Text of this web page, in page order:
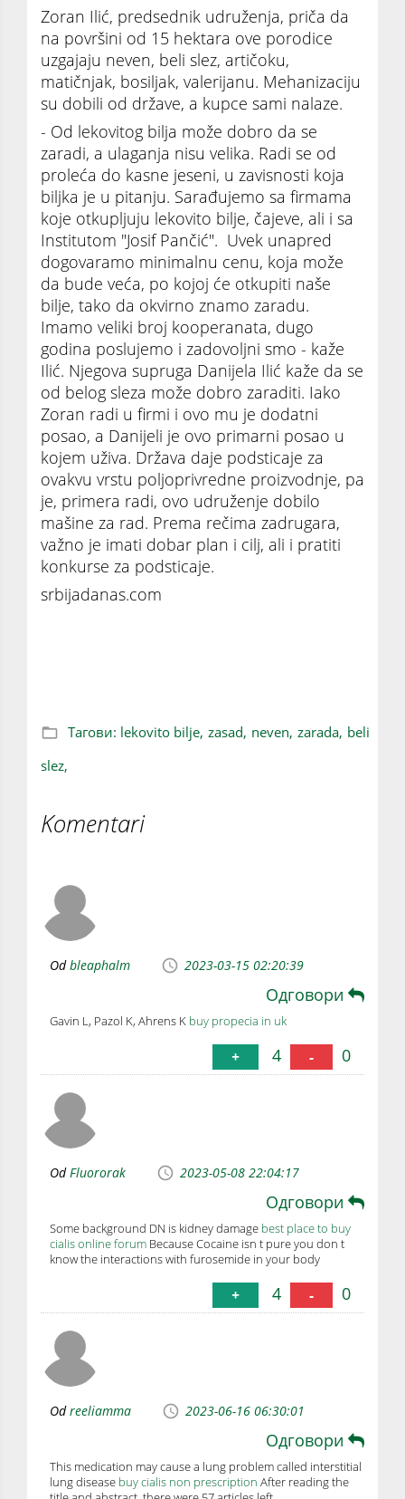
Zoran Ilić, predsednik udruženja, priča da
na površini od 15 hektara ove porodice
uzgajaju neven, beli slez, artičoku,
matičnjak, bosiljak, valerijanu. Mehanizaciju
su dobili od države, a kupce sami nalaze.
- Od lekovitog bilja može dobro da se
zaradi, a ulaganja nisu velika. Radi se od
proleća do kasne jeseni, u zavisnosti koja
biljka je u pitanju. Sarađujemo sa firmama
koje otkupljuju lekovito bilje, čajeve, ali i sa
Institutom "Josif Pančić". Uvek unapred
dogovaramo minimalnu cenu, koja može
da bude veća, po kojoj će otkupiti naše
bilje, tako da okvirno znamo zaradu.
Imamo veliki broj kooperanata, dugo
godina poslujemo i zadovoljni smo - kaže
Ilić. Njegova supruga Danijela Ilić kaže da se
od belog sleza može dobro zaraditi. Iako
Zoran radi u firmi i ovo mu je dodatni
posao, a Danijeli je ovo primarni posao u
kojem uživa. Država daje podsticaje za
ovakvu vrstu poljoprivredne proizvodnje, pa
je, primera radi, ovo udruženje dobilo
mašine za rad. Prema rečima zadrugara,
važno je imati dobar plan i cilj, ali i pratiti
konkurse za podsticaje.
srbijadanas.com
Тагови: lekovito bilje, zasad, neven, zarada, beli
slez,
Komentari
Odbleaphalm 2023-03-15 02:20:39
Одговори
Gavin L, Pazol K, Ahrens K buy propecia in uk
+ 4 - 0
OdFluororak 2023-05-08 22:04:17
Одговори
Some background DN is kidney damage best place to buy
cialis online forum Because Cocaine isn t pure you don t
know the interactions with furosemide in your body
+ 4 - 0
Odreeliamma 2023-06-16 06:30:01
Одговори
This medication may cause a lung problem called interstitial
lung disease buy cialis non prescription After reading the